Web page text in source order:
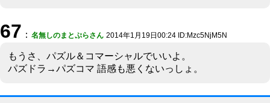
67 ： 名無しのまとぷらさん 2014年1月19日00:24 ID:Mzc5NjM5N
もうさ、パズル＆コマーシャルでいいよ。
パズドラ→パズコマ 語感も悪くないっしょ。